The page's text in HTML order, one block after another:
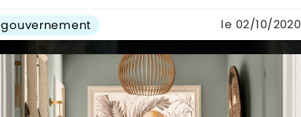
gouvernement le 02/10/2020